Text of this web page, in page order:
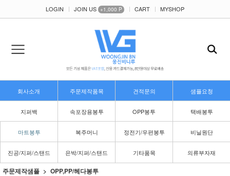
LOGIN JOIN US +1,000 P CART MYSHOP
회사소개 주문제작품목 견적문의 샘플요청
지퍼백 속포장용봉투 OPP봉투 택배봉투
마트봉투 복주머니 정전기/우편봉투 비닐원단
진공/지퍼/스탠드 은박/지퍼/스탠드 기타품목 의류부자재
주문제작샘플 OPP,PP/헤다봉투